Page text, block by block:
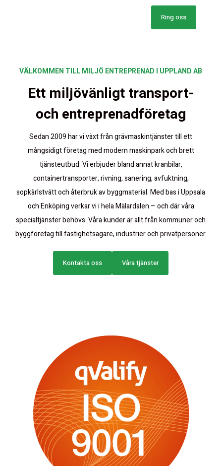
Ring oss
VÄLKOMMEN TILL MILJÖ ENTREPRENAD I UPPLAND AB
Ett miljövänligt transport-
och entreprenadföretag
Sedan 2009 har vi växt från grävmaskintjänster till ett
mångsidigt företag med modern maskinpark och brett
tjänsteutbud. Vi erbjuder bland annat kranbilar,
containertransporter, rivning, sanering, avfuktning,
sopkärlstvätt och återbruk av byggmaterial. Med bas i Uppsala
och Enköping verkar vi i hela Mälardalen – och där våra
specialtjänster behövs. Våra kunder är allt från kommuner och
byggföretag till fastighetsägare, industrier och privatpersoner.
Kontakta oss Våra tjänster